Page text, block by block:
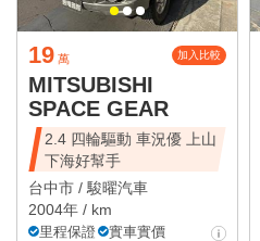
19 萬 加入比較
MITSUBISHI
SPACE GEAR
2.4 四輪驅動 車況優 上山
下海好幫手
台中市 / 駿曜汽車
2004年 / km
里程保證
實車實價